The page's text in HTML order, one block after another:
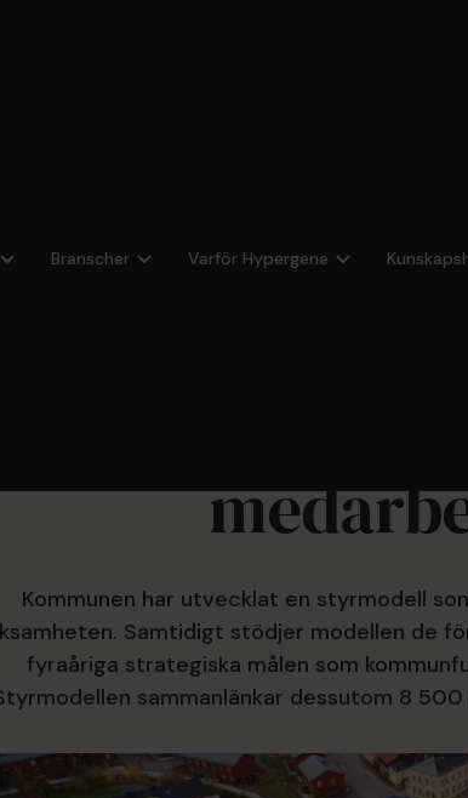
Branscher Varför Hypergene
Kommunen har utvecklat en styrmodell
Samtidigt stödjer modellen de
fyraåriga strategiska målen som
sammanlänkar dessutom 8